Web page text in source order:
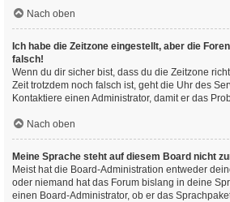
Nach oben
Ich habe die Zeitzone eingestellt, aber die
falsch!
Wenn du dir sicher bist, dass du die Zeitzone
Zeit trotzdem noch falsch ist, geht die Uhr des
Kontaktiere einen Administrator, damit er das
Nach oben
Meine Sprache steht auf diesem Board nicht
Meist hat die Board-Administration entweder
oder niemand hat das Forum bislang in deine
einen Board-Administrator, ob er das